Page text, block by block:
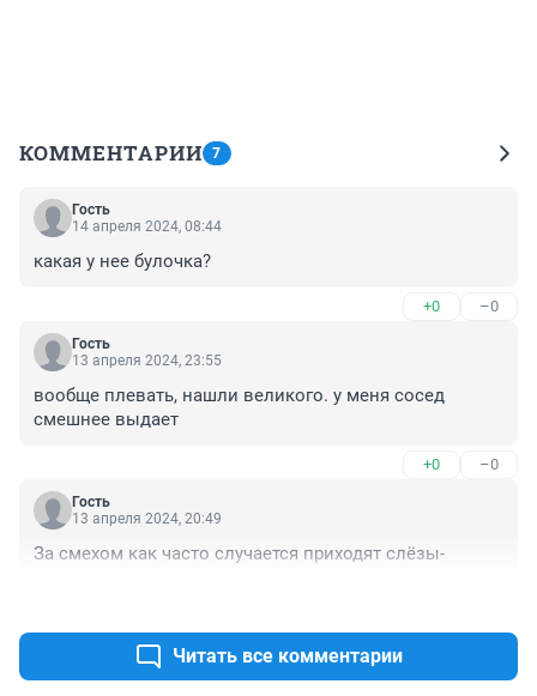
КОММЕНТАРИИ 7
Гость
14 апреля 2024, 08:44
какая у нее булочка?
+0 –0
Гость
13 апреля 2024, 23:55
вообще плевать, нашли великого. у меня сосед
смешнее выдает
+0 –0
Гость
13 апреля 2024, 20:49
За смехом как часто случается приходят слёзы-
Читать все комментарии